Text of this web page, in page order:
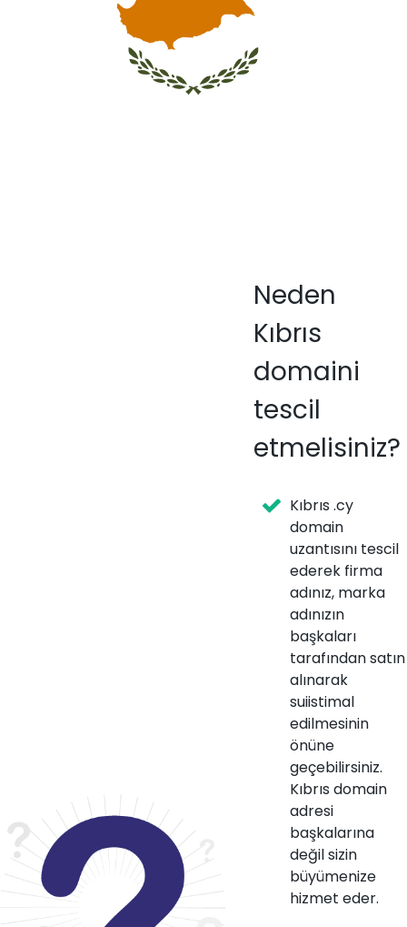
Neden
Kıbrıs
domaini
tescil
etmelisiniz?
Kıbrıs .cy
domain
uzantısını tescil
ederek firma
adınız, marka
adınızın
başkaları
tarafından satın
alınarak
suiistimal
edilmesinin
önüne
geçebilirsiniz.
Kıbrıs domain
adresi
başkalarına
değil sizin
büyümenize
hizmet eder.